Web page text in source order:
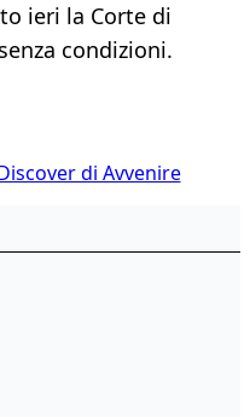
ieri la Corte di
condizioni.
di Avvenire